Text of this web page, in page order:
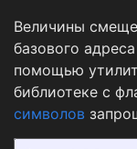
Величины
базового адреса
помощью
библиотеке с
символов